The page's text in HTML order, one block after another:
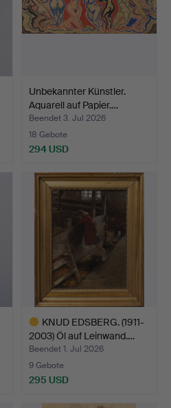
Unbekannter Künstler.
Aquarell auf Papier.…
Beendet 3. Jul 2026
18 Gebote
294 USD
KNUD EDSBERG. (1911-
2003) Öl auf Leinwand.…
Beendet 1. Jul 2026
9 Gebote
295 USD